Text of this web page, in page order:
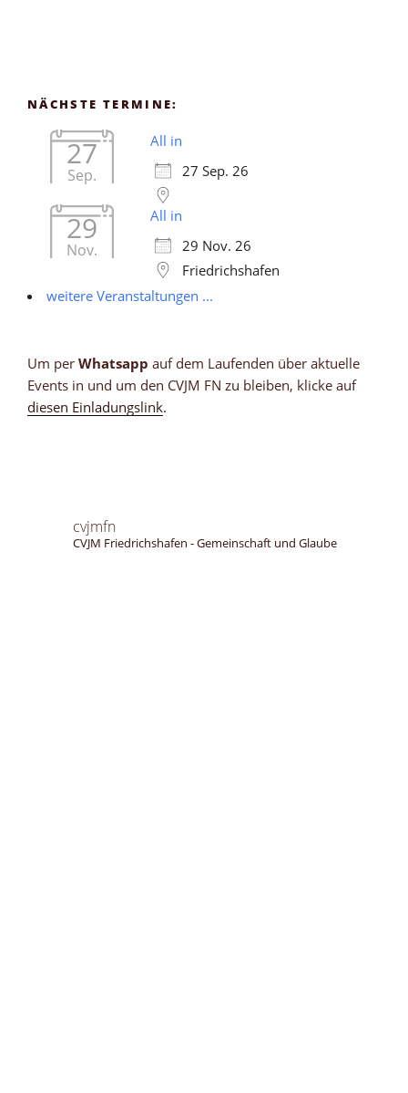
NÄCHSTE TERMINE:
27
Sep.
All in
27 Sep. 26
29
Nov.
All in
29 Nov. 26
Friedrichshafen
weitere Veranstaltungen ...
Um per Whatsapp auf dem Laufenden über aktuelle
Events in und um den CVJM FN zu bleiben, klicke auf
diesen Einladungslink.
cvjmfn
CVJM Friedrichshafen - Gemeinschaft und Glaube